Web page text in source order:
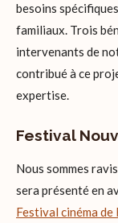
besoins
familiaux. Trois
intervenants de
contribué à ce
expertise.
Festival
Nous sommes
sera présenté en
Festival cinéma de